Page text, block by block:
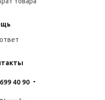
40 90